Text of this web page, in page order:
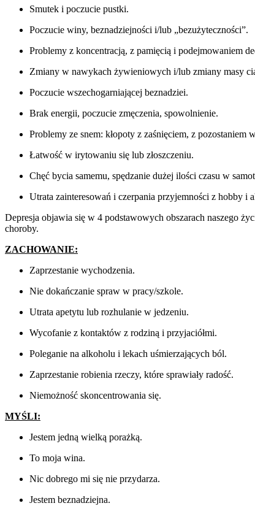
Smutek i poczucie pustki.
Poczucie winy, beznadziejności i/lub „bezużyteczności”.
Problemy z koncentracją, z pamięcią i podejmowaniem
Zmiany w nawykach żywieniowych i/lub zmiany masy
Poczucie wszechogarniającej beznadziei.
Brak energii, poczucie zmęczenia, spowolnienie.
Problemy ze snem: kłopoty z zaśnięciem, z pozostaniem
Łatwość w irytowaniu się lub złoszczeniu.
Chęć bycia samemu, spędzanie dużej ilości czasu w
Utrata zainteresowań i czerpania przyjemności z hobby i
Depresja objawia się w 4 podstawowych obszarach naszego
choroby.
ZACHOWANIE:
Zaprzestanie wychodzenia.
Nie dokańczanie spraw w pracy/szkole.
Utrata apetytu lub rozhulanie w jedzeniu.
Wycofanie z kontaktów z rodziną i przyjaciółmi.
Poleganie na alkoholu i lekach uśmierzających ból.
Zaprzestanie robienia rzeczy, które sprawiały radość.
Niemożność skoncentrowania się.
MYŚLI:
Jestem jedną wielką porażką.
To moja wina.
Nic dobrego mi się nie przydarza.
Jestem beznadziejna.